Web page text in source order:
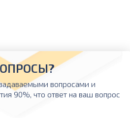
вопросами и
90%, что ответ на ваш вопрос